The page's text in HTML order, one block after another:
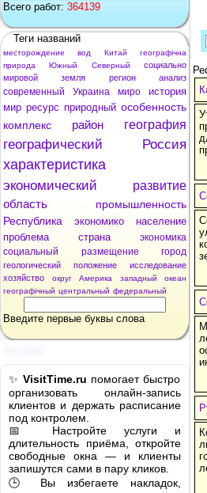
Всего работ: 364139
Теги названий
месторождение вод Китай
географічна
природа
Южный Северный
социально
мировой
земля регион анализ
современный Украина миро
история
мир ресурс природный особенность
комплекс
район география
географический Россия
характеристика
экономический
развитие
область
промышленность
Республика
экономико
население
проблема
страна
экономика
социальный
размещение город
геологический положение
исследование
хозяйство
округ Америка западный
океан
географічный центральный федеральный
Введите первые буквы слова
✨ VisitTime.ru помогает быстро
организовать онлайн-запись
клиентов и держать расписание
под контролем.
📅 Настройте услуги и
длительность приёма, откройте
свободные окна — и клиенты
запишутся сами в пару кликов.
🕒 Вы избегаете накладок,